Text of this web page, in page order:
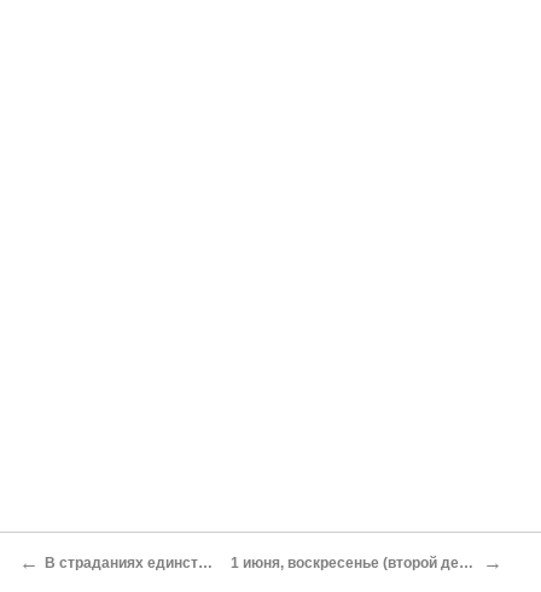
← В страданиях единственный исход - 1 июня, воскресенье (второй день сухой голодовки) →